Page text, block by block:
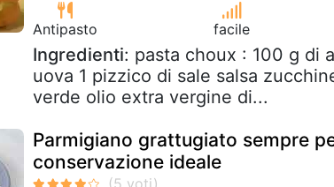
Antipasto facile
Ingredienti: pasta choux : 100 g di
uova 1 pizzico di sale salsa
verde olio extra vergine di...
Parmigiano grattugiato sempre
conservazione ideale